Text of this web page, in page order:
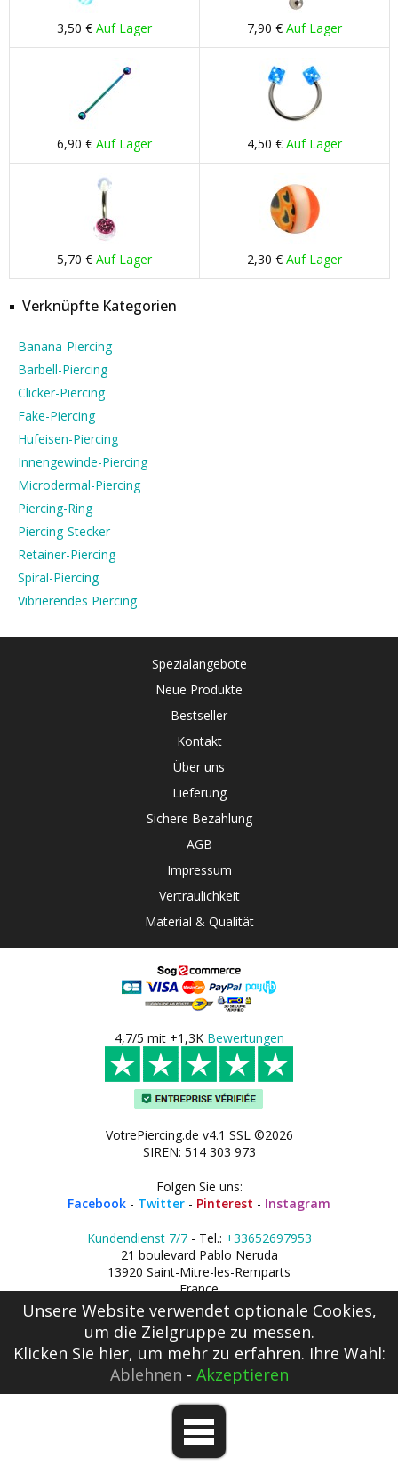
3,50 € Auf Lager 7,90 € Auf Lager
6,90 € Auf Lager 4,50 € Auf Lager
5,70 € Auf Lager 2,30 € Auf Lager
Verknüpfte Kategorien
Banana-Piercing
Barbell-Piercing
Clicker-Piercing
Fake-Piercing
Hufeisen-Piercing
Innengewinde-Piercing
Microdermal-Piercing
Piercing-Ring
Piercing-Stecker
Retainer-Piercing
Spiral-Piercing
Vibrierendes Piercing
Spezialangebote
Neue Produkte
Bestseller
Kontakt
Über uns
Lieferung
Sichere Bezahlung
AGB
Impressum
Vertraulichkeit
Material & Qualität
4,7/5 mit +1,3K Bewertungen
VotrePiercing.de v4.1 SSL ©2026
SIREN: 514 303 973
Folgen Sie uns:
Facebook - Twitter - Pinterest - Instagram
Kundendienst 7/7- Tel.: +33652697953
21 boulevard Pablo Neruda
13920 Saint-Mitre-les-Remparts
France
Unsere Website verwendet optionale Cookies,
um die Zielgruppe zu messen.
Klicken Sie hier, um mehr zu erfahren. Ihre Wahl:
Ablehnen - Akzeptieren